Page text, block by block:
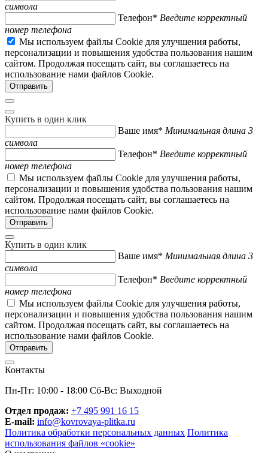
символа
Телефон* Введите корректный
номер телефона
Мы используем файлы Cookie для улучшения работы,
персонализации и повышения удобства пользования нашим
сайтом. Продолжая посещать сайт, вы соглашаетесь на
использование нами файлов Cookie.
Купить в один клик
Ваше имя* Минимальная длина 3
символа
Телефон* Введите корректный
номер телефона
Мы используем файлы Cookie для улучшения работы,
персонализации и повышения удобства пользования нашим
сайтом. Продолжая посещать сайт, вы соглашаетесь на
использование нами файлов Cookie.
Купить в один клик
Ваше имя* Минимальная длина 3
символа
Телефон* Введите корректный
номер телефона
Мы используем файлы Cookie для улучшения работы,
персонализации и повышения удобства пользования нашим
сайтом. Продолжая посещать сайт, вы соглашаетесь на
использование нами файлов Cookie.
Контакты
Пн-Пт: 10:00 - 18:00 Сб-Вс: Выходной
Отдел продаж: +7 495 991 16 15
E-mail: info@kovrovaya-plitka.ru
Политика обработки персональных данных Политика
использования файлов «cookie»